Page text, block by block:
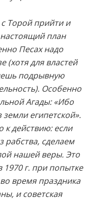
с Торой прийти и
план
Песах надо
(хотя для властей
подрывную
Особенно
Агады: «Ибо
египетской».
к действию: если
рабства, сделаем
нашей веры. Это
1970 г. при попытке
время праздника
и советская